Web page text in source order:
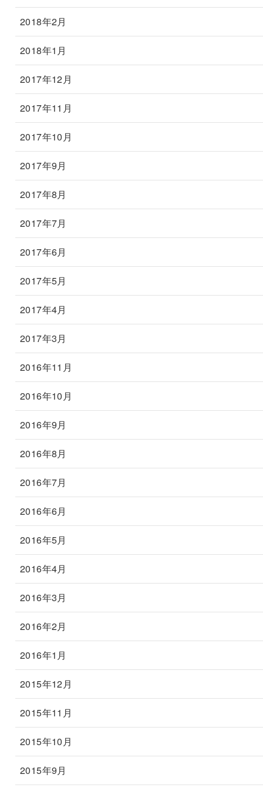
2018年2月
2018年1月
2017年12月
2017年11月
2017年10月
2017年9月
2017年8月
2017年7月
2017年6月
2017年5月
2017年4月
2017年3月
2016年11月
2016年10月
2016年9月
2016年8月
2016年7月
2016年6月
2016年5月
2016年4月
2016年3月
2016年2月
2016年1月
2015年12月
2015年11月
2015年10月
2015年9月